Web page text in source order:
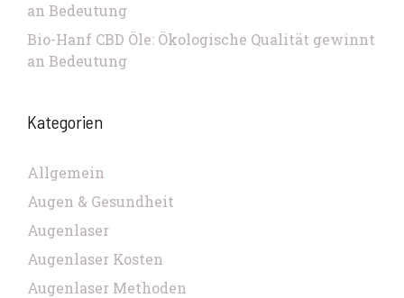
an Bedeutung
Bio-Hanf CBD Öle: Ökologische Qualität gewinnt
an Bedeutung
Kategorien
Allgemein
Augen & Gesundheit
Augenlaser
Augenlaser Kosten
Augenlaser Methoden